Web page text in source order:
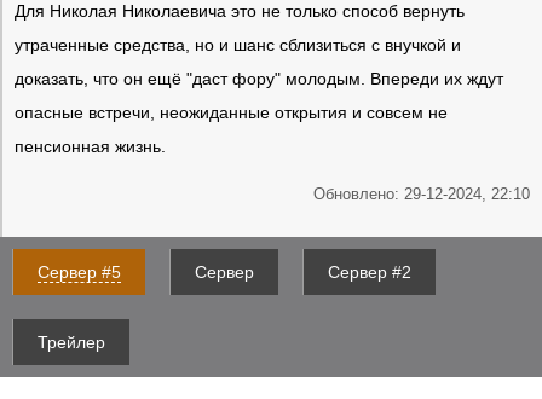
Для Николая Николаевича это не только способ вернуть
утраченные средства, но и шанс сблизиться с внучкой и
доказать, что он ещё "даст фору" молодым. Впереди их ждут
опасные встречи, неожиданные открытия и совсем не
пенсионная жизнь.
Обновлено: 29-12-2024, 22:10
Сервер #5 Сервер Сервер #2
Трейлер